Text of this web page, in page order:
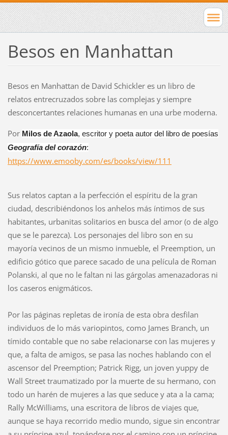
Besos en Manhattan
Besos en Manhattan de David Schickler es un libro de
relatos entrecruzados sobre las complejas y siempre
desconcertantes relaciones humanas en una urbe moderna.
Por Milos de Azaola, escritor y poeta autor del libro de poesías
Geografía del corazón:
https://www.emooby.com/es/books/view/111
Sus relatos captan a la perfección el espíritu de la gran
ciudad, describiéndonos los anhelos más íntimos de sus
habitantes, urbanitas solitarios en busca del amor (o de algo
que se le parezca). Los personajes del libro son en su
mayoría vecinos de un mismo inmueble, el Preemption, un
edificio gótico que parece sacado de una película de Roman
Polanski, al que no le faltan ni las gárgolas amenazadoras ni
los caseros enigmáticos.
Por las páginas repletas de ironía de esta obra desfilan
individuos de lo más variopintos, como James Branch, un
tímido contable que no sabe relacionarse con las mujeres y
que, a falta de amigos, se pasa las noches hablando con el
ascensor del Preemption; Patrick Rigg, un joven yuppy de
Wall Street traumatizado por la muerte de su hermano, con
todo un harén de mujeres a las que seduce y ata a la cama;
Rally McWilliams, una escritora de libros de viajes que,
aunque se haya recorrido medio mundo, sigue sin encontrar